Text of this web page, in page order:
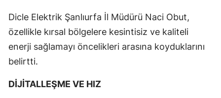
Dicle Elektrik Şanlıurfa İl Müdürü Naci Obut,
özellikle kırsal bölgelere kesintisiz ve kaliteli
enerji sağlamayı öncelikleri arasına koyduklarını
belirtti.
DİJİTALLEŞME VE HIZ